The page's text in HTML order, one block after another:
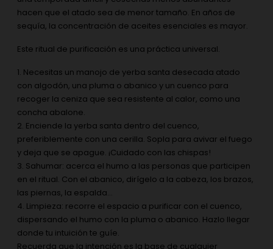
hacen que el atado sea de menor tamaño. En años de
sequía, la concentración de aceites esenciales es mayor.
Este ritual de purificación es una práctica universal.
1. Necesitas un manojo de yerba santa desecada atado
con algodón, una pluma o abanico y un cuenco para
recoger la ceniza que sea resistente al calor, como una
concha abalone.
2. Enciende la yerba santa dentro del cuenco,
preferiblemente con una cerilla. Sopla para avivar el fuego
y deja que se apague. ¡Cuidado con las chispas!
3. Sahumar: acerca el humo a las personas que participen
en el ritual. Con el abanico, dirígelo a la cabeza, los brazos,
las piernas, la espalda...
4. Limpieza: recorre el espacio a purificar con el cuenco,
dispersando el humo con la pluma o abanico. Hazlo llegar
donde tu intuición te guíe.
Recuerda que la intención es la base de cualquier